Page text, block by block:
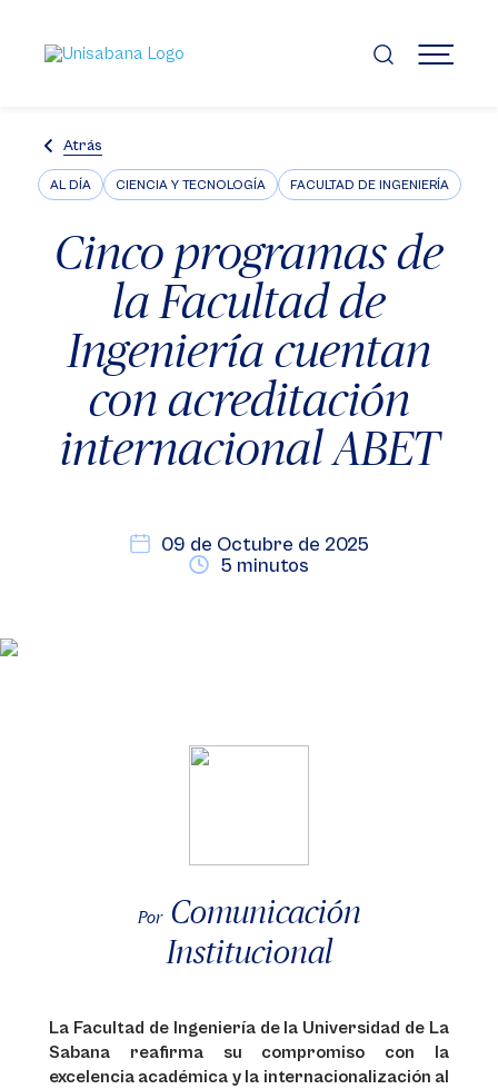
contenido
principal
MENÚ
Atrás
AL DÍA CIENCIA Y TECNOLOGÍA FACULTAD DE INGENIERÍA
Cinco programas de
la Facultad de
Ingeniería cuentan
con acreditación
internacional ABET
09 de Octubre de 2025
5 minutos
Por Comunicación
Institucional
La Facultad de Ingeniería de la Universidad de La
Sabana reafirma su compromiso con la
excelencia académica y la internacionalización al